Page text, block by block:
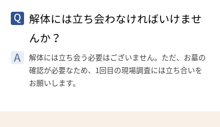
解体には立ち会わなければいけませ
んか？
解体には立ち会う必要はございません。ただ、お墓の
確認が必要なため、1回目の現場調査には立ち合いを
お願いします。